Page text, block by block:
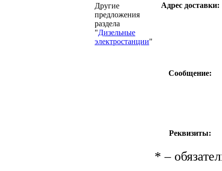
Другие
предложения
раздела
"Дизельные
электростанции"
Адрес доставки:
Сообщение:
Реквизиты:
* –